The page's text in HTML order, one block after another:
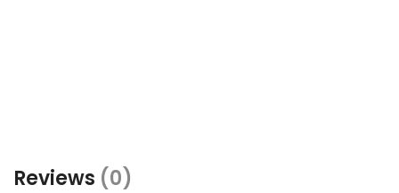
Reviews (0)